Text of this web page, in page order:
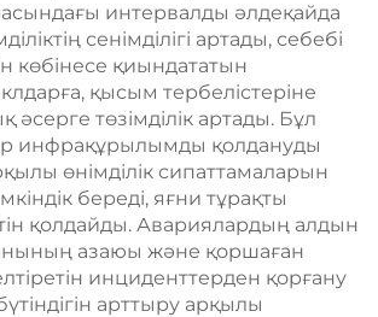
интервалды әлдеқайда
сенімділігі артады, себебі
көбінесе қиындататын
қысым тербелістеріне
төзімділік артады. Бұл
инфрақұрылымды қолдануды
өнімділік сипаттамаларын
береді, яғни тұрақты
қолдайды. Авариялардың алдын
азаюы және қоршаған
инциденттерден қорғану
арттыру арқылы